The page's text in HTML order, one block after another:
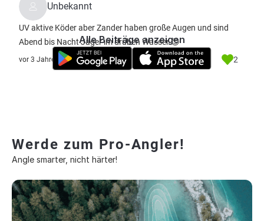
Unbekannt
UV aktive Köder aber Zander haben große Augen und sind
Abend bis Nacht Jäger im drüben Wasser 😊
vor 3 Jahre 2
Alle Beiträge anzeigen
Werde zum Pro-Angler!
Angle smarter, nicht härter!